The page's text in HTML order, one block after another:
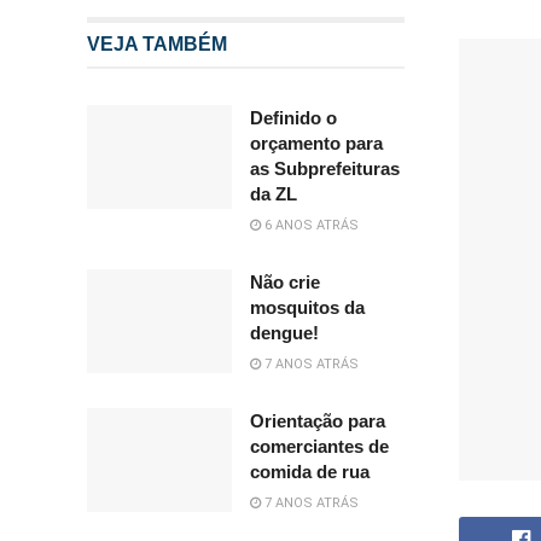
VEJA TAMBÉM
Definido o
orçamento para
as Subprefeituras
da ZL
6 ANOS ATRÁS
Não crie
mosquitos da
dengue!
7 ANOS ATRÁS
Orientação para
comerciantes de
comida de rua
7 ANOS ATRÁS